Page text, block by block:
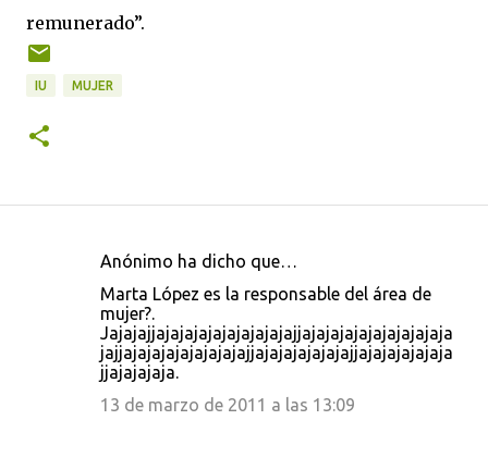
remunerado”.
IU MUJER
Anónimo ha dicho que…
Marta López es la responsable del área de
mujer?.
Jajajajjajajajajajajajajajajjajajajajajajajajajaja
jajjajajajajajajajajajjajajajajajajajjajajajajajaja
jjajajajaja.
13 de marzo de 2011 a las 13:09